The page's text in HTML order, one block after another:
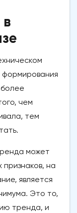
формирования
чем
тем
может
на
является
Это то,
тренда, и